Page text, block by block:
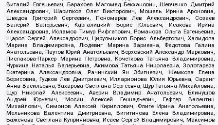
Виталий Евгеньевич, Барахоев Магомед Бекханович, Шевченко Дмитрий
Александрович, Шарипков Олег Викторович, Мошель Ирина Ароновна,
Шведов Григорий Сергеевич, Пономарев Лев Александрович, Созаев
Валерий Валерьевич, Каргалицкий Борис Юльевич, Исакова Ирина
Александровна, Исламов Тимур Рифгатович, Романова Ольга Евгеньевна,
Щаров Сергей Алексадрович, Цирульников Борис Альбертович, Халидова
Марина Владимировна, Людевиг Марина Зариевна, Федотова Галина
Анатольевна, Паутов Юрий Анатольевич, Верховский Александр Маркович,
Пислакова-Паркер Марина Петровна, Кочеткова Татьяна Владимировна,
Чуркина Наталья Валерьевна, Акимова Татьяна Николаевна, Золотарева
Екатерина Александровна, Рачинский Ян Збигневич, Жемкова Елена
Борисовна, Гудков Лев Дмитриевич, Илларионова Юлия Юрьевна, Саранг
Анна Васильевна, Захарова Светлана Сергеевна, Щур Татьяна Михайловна,
Щур Николай Алексеевич, Аверин Владимир Анатольевич, Блинушов
Андрей Юрьевич, Мосин Алексей Геннадьевич, Гефтер Валентин
Михайлович, Симонов Алексей Кириллович, Флиге Ирина Анатольевна,
Мельникова Валентина Дмитриевна, Вититинова Елена Владимировна,
Баженова Светлана Куприяновна, Исаев Сергей Владимирович, Максимов